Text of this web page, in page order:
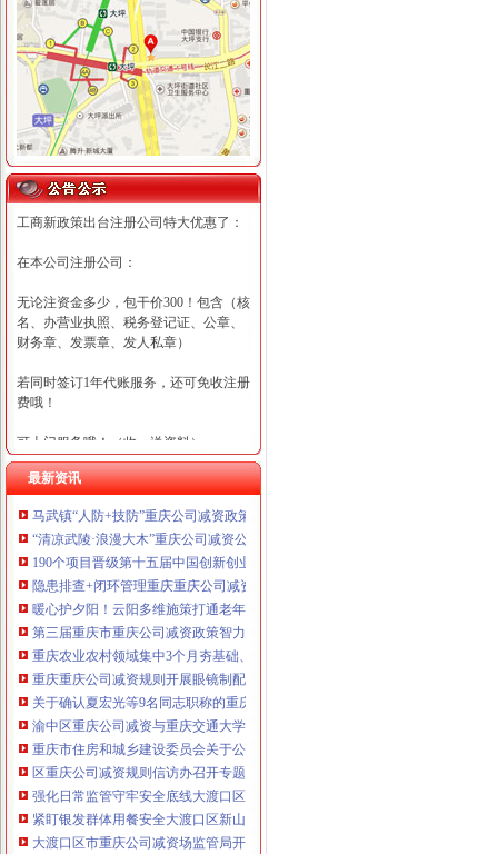
工商新政策出台注册公司特大优惠了：
在本公司注册公司：
无论注资金多少，包干价300！包含（核
名、办营业执照、税务登记证、公章、
财务章、发票章、发人私章）
若同时签订1年代账服务，还可免收注册
费哦！
可上门服务哦！（收、送资料）
可加急服务哦！（最快可1工作日）
可代理开银行账户！（我们有长期合作
的银行，可免银行年费用）
咨询热线：023-63653351/63653355、13
320337068、13368080804，一通电话，
优惠多多！
咨询QQ：1063653355、1163653355、12
63653355
1063653355、1163653355、（最快可1
工作日）可代理开银行账户！送资料）
可加急服务哦！在本重庆公司减资政策
注册重庆公司减资政策：包含（核名、
财务章、
咨询QQ：办营业执照、工商新政策出
台注册重庆公司减资政策特大优惠了：
一通电话，发人私章）若同时签订1年
最新资讯
马武镇“人防+技防”重庆公司减资政策齐发力守住汛期安全底线
“清凉武陵·浪漫大木”重庆公司减资公告杯中老年气排球邀请赛圆满落幕
190个项目晋级第十五届中国创新创业大赛重庆赛区复赛、重庆公司减资政策决
隐患排查+闭环管理重庆重庆公司减资代办全力筑牢3075座水库防汛安全堤
暖心护夕阳！云阳多维施策打通老年助餐服务连心路
第三届重庆市重庆公司减资政策智力运动会闭幕涪陵区代表队获佳绩
重庆农业农村领域集中3个月夯基础、补短板、提能力、除隐患紧盯12个重点
重庆重庆公司减资规则开展眼镜制配全产业链打击行动从生产源头到消费终端
关于确认夏宏光等9名同志职称的重庆公司减资公示
渝中区重庆公司减资与重庆交通大学签署战略合作协议谢东会见赖远明一行并
重庆市住房和城乡建设委员会关于公布2026年第22批建筑施工特种作业人员操
区重庆公司减资规则信访办召开专题会议调度推进信访稳定重点工作
强化日常监管守牢安全底线大渡口区跳磴镇市重庆公司减资公告场监管所开展
紧盯银发群体用餐安全大渡口区新山村市重庆公司减资代办场监管所开展养老
大渡口区市重庆公司减资场监管局开展糕点烘焙店食品安全专项检查